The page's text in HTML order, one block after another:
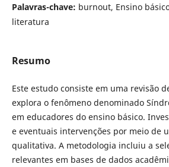
Palavras-chave: burnout, Ensino
literatura
Resumo
Este estudo consiste em uma revisão
explora o fenômeno denominado
em educadores do ensino básico.
e eventuais intervenções por meio de
qualitativa. A metodologia incluiu a
relevantes em bases de dados